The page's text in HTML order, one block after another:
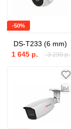
-50%
DS-T233 (6 mm)
3 290 р.
1 645 р.